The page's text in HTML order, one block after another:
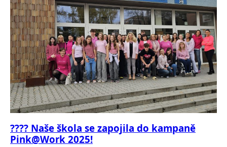
???? Naše škola se zapojila do kampaně
Pink@Work 2025!